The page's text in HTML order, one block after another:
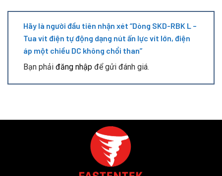
Hãy là người đầu tiên nhận xét “Dòng SKD-RBK L –
Tua vít điện tự động dạng nút ấn lực vít lớn, điện
áp một chiều DC không chổi than”
Bạn phải đăng nhập để gửi đánh giá.